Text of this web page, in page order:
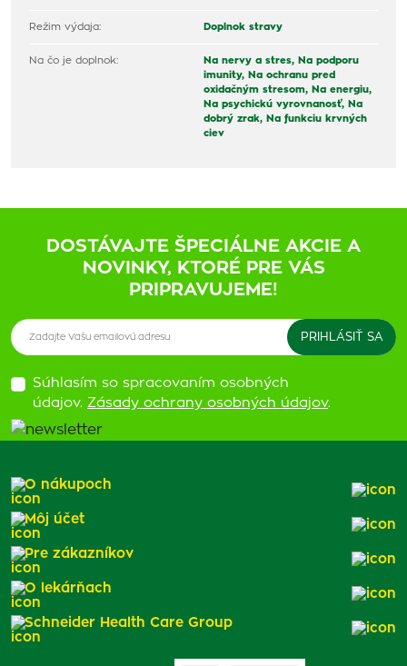
Režim výdaja: Doplnok stravy
Na čo je doplnok: Na nervy a stres, Na podporu
imunity, Na ochranu pred
oxidačným stresom, Na energiu,
Na psychickú vyrovnanosť, Na
dobrý zrak, Na funkciu krvných
ciev
DOSTÁVAJTE ŠPECIÁLNE AKCIE A
NOVINKY, KTORÉ PRE VÁS
PRIPRAVUJEME!
Súhlasím so spracovaním osobných
údajov. Zásady ochrany osobných údajov.
O nákupoch
Môj účet
Pre zákazníkov
O lekárňach
Schneider Health Care Group